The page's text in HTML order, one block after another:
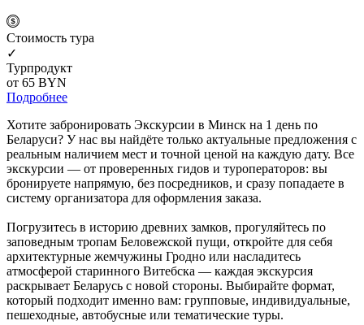
Cтоимость тура
✓
Турпродукт
от 65 BYN
Подробнее
Хотите забронировать Экскурсии в Минск на 1 день по
Беларуси? У нас вы найдёте только актуальные предложения с
реальным наличием мест и точной ценой на каждую дату. Все
экскурсии — от проверенных гидов и туроператоров: вы
бронируете напрямую, без посредников, и сразу попадаете в
систему организатора для оформления заказа.
Погрузитесь в историю древних замков, прогуляйтесь по
заповедным тропам Беловежской пущи, откройте для себя
архитектурные жемчужины Гродно или насладитесь
атмосферой старинного Витебска — каждая экскурсия
раскрывает Беларусь с новой стороны. Выбирайте формат,
который подходит именно вам: групповые, индивидуальные,
пешеходные, автобусные или тематические туры.